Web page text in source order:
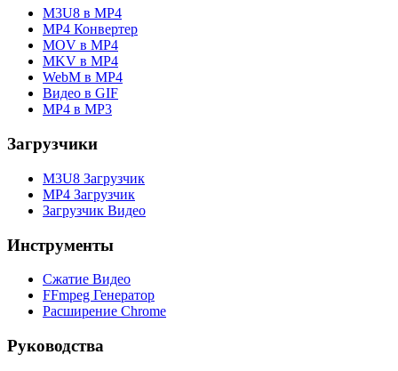
M3U8 в MP4
MP4 Конвертер
MOV в MP4
MKV в MP4
WebM в MP4
Видео в GIF
MP4 в MP3
Загрузчики
M3U8 Загрузчик
MP4 Загрузчик
Загрузчик Видео
Инструменты
Сжатие Видео
FFmpeg Генератор
Расширение Chrome
Руководства